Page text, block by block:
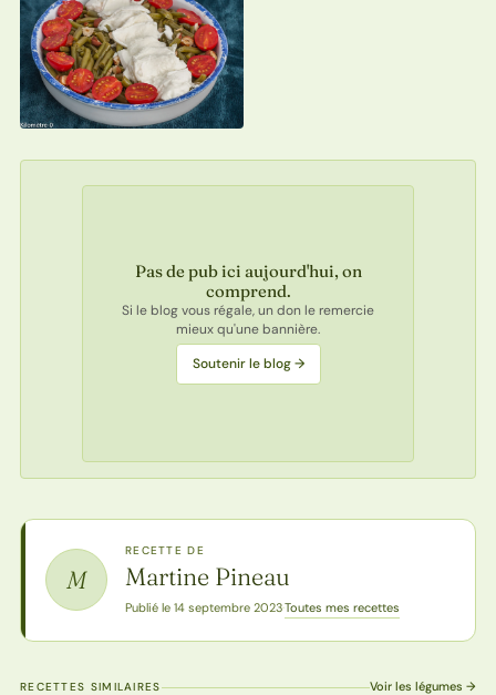
Pas de pub ici aujourd'hui, on
comprend.
Si le blog vous régale, un don le remercie
mieux qu'une bannière.
Soutenir le blog →
M
RECETTE DE
Martine Pineau
Publié le 14 septembre 2023·Toutes mes recettes
RECETTES SIMILAIRES Voir les légumes →